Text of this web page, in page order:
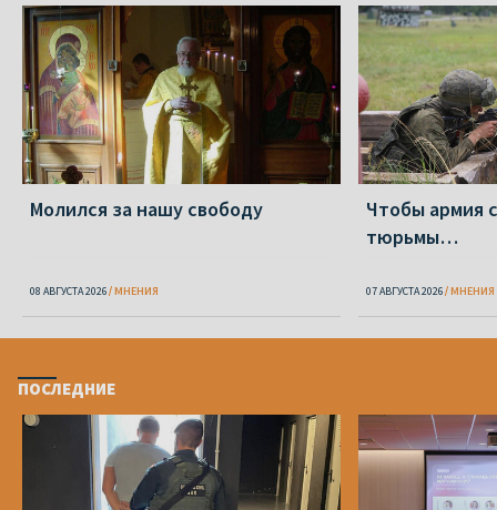
Молился за нашу свободу
08 АВГУСТА 2026 МНЕНИЯ
Чтобы армия
тюрьмы…
07 АВГУСТА 2026 МНЕНИЯ
ПОСЛЕДНИЕ